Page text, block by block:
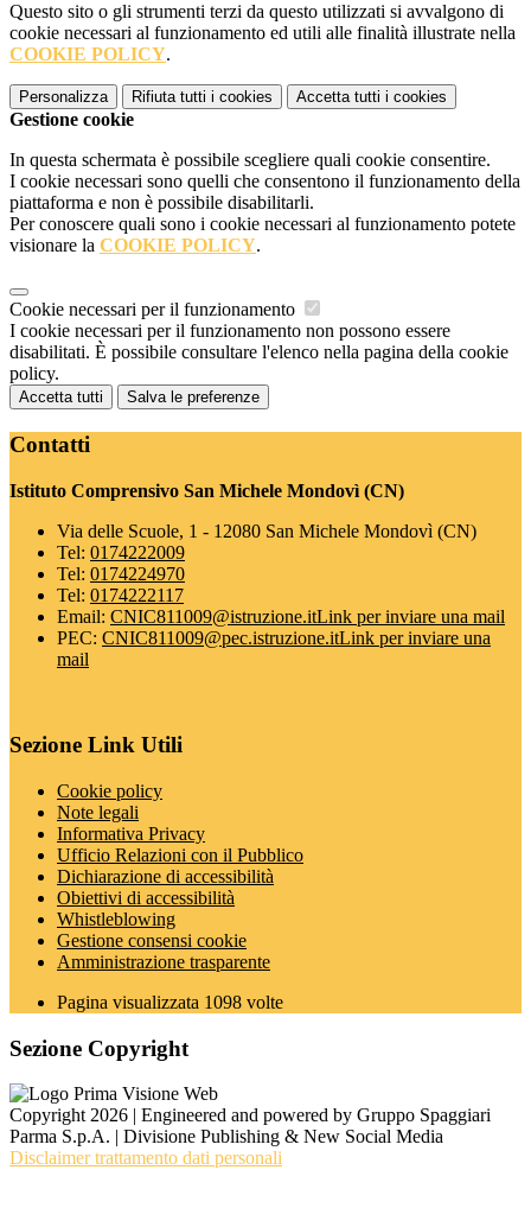
Questo sito o gli strumenti terzi da questo utilizzati si avvalgono di
cookie necessari al funzionamento ed utili alle finalità illustrate nella
COOKIE POLICY.
Personalizza Rifiuta tutti i cookies Accetta tutti i cookies
Gestione cookie
In questa schermata è possibile scegliere quali cookie consentire.
I cookie necessari sono quelli che consentono il funzionamento della
piattaforma e non è possibile disabilitarli.
Per conoscere quali sono i cookie necessari al funzionamento potete
visionare la COOKIE POLICY.
Cookie necessari per il funzionamento
I cookie necessari per il funzionamento non possono essere
disabilitati. È possibile consultare l'elenco nella pagina della cookie
policy.
Accetta tutti Salva le preferenze
Contatti
Istituto Comprensivo San Michele Mondovì (CN)
Via delle Scuole, 1 - 12080 San Michele Mondovì (CN)
Tel: 0174222009
Tel: 0174224970
Tel: 0174222117
Email: CNIC811009@istruzione.itLink per inviare una mail
PEC: CNIC811009@pec.istruzione.itLink per inviare una
mail
Sezione Link Utili
Cookie policy
Note legali
Informativa Privacy
Ufficio Relazioni con il Pubblico
Dichiarazione di accessibilità
Obiettivi di accessibilità
Whistleblowing
Gestione consensi cookie
Amministrazione trasparente
Pagina visualizzata 1098 volte
Sezione Copyright
Copyright 2026 | Engineered and powered by Gruppo Spaggiari
Parma S.p.A. | Divisione Publishing & New Social Media
Disclaimer trattamento dati personali